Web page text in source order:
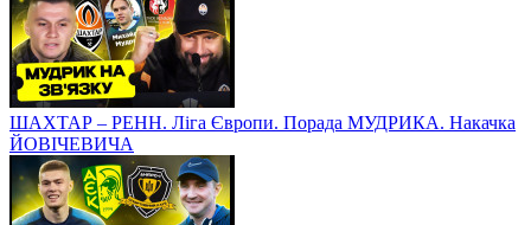
ШАХТАР – РЕНН. Ліга Європи. Порада МУДРИКА. Накачка
ЙОВІЧЕВИЧА